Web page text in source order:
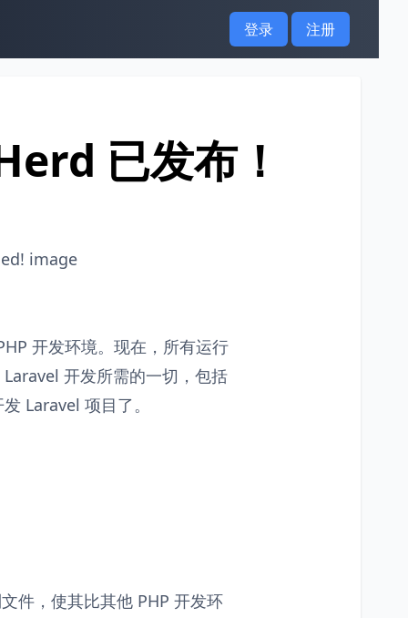
登录 注册
已发布！
开发环境。现在，所有运行
开发所需的一切，包括
Laravel 项目了。
件，使其比其他 PHP 开发环